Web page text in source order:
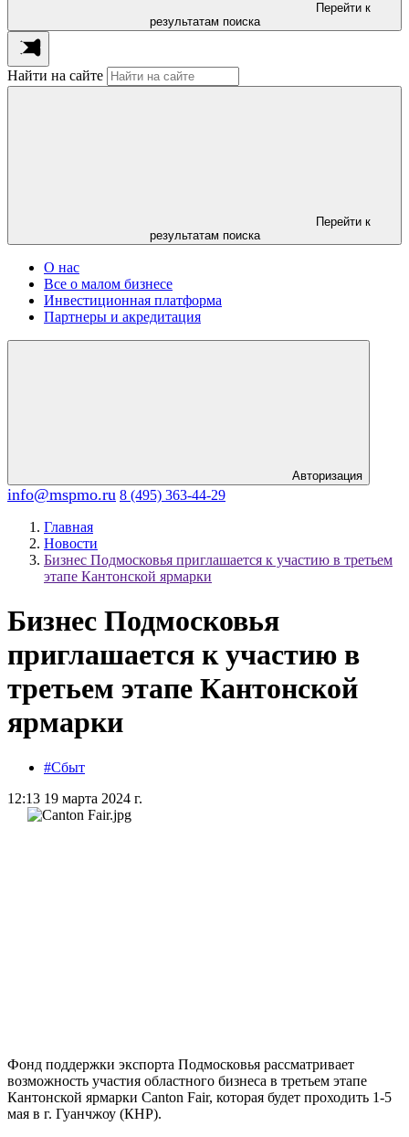
Перейти к
результатам поиска
Найти на сайте
Перейти к
результатам поиска
О нас
Все о малом бизнесе
Инвестиционная платформа
Партнеры и акредитация
Авторизация
info@mspmo.ru 8 (495) 363-44-29
Главная
Новости
Бизнес Подмосковья приглашается к участию в третьем
этапе Кантонской ярмарки
Бизнес Подмосковья
приглашается к участию в
третьем этапе Кантонской
ярмарки
#Сбыт
12:13 19 марта 2024 г.
Фонд поддержки экспорта Подмосковья рассматривает
возможность участия областного бизнеса в третьем этапе
Кантонской ярмарки Canton Fair, которая будет проходить 1-5
мая в г. Гуанчжоу (КНР).